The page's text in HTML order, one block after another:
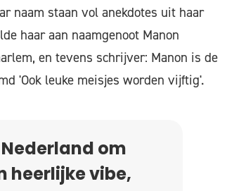
naam staan vol anekdotes uit haar
haar aan naamgenoot Manon
en tevens schrijver: Manon is de
'Ook leuke meisjes worden vijftig'.
om
heerlijke vibe,